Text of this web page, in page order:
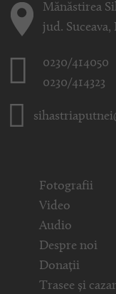
Mănăstirea
jud. Suceava,
0230/414050
0230/414323
Fotografii
Video
Audio
Despre noi
Donații
Trasee și